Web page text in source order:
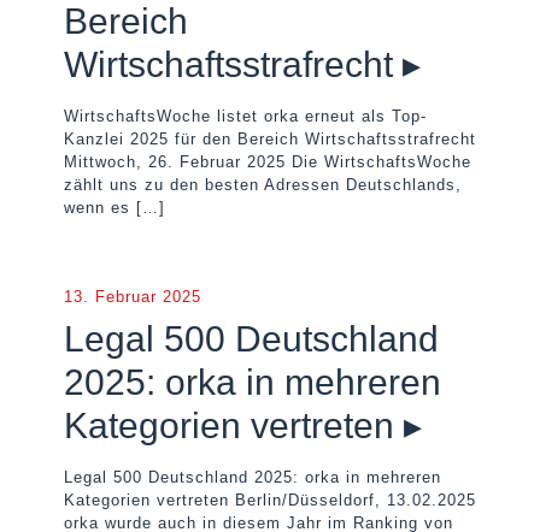
Bereich
Wirtschaftsstrafrecht ▸
WirtschaftsWoche listet orka erneut als Top-
Kanzlei 2025 für den Bereich Wirtschaftsstrafrecht
Mittwoch, 26. Februar 2025 Die WirtschaftsWoche
zählt uns zu den besten Adressen Deutschlands,
wenn es […]
13. Februar 2025
Legal 500 Deutschland
2025: orka in mehreren
Kategorien vertreten ▸
Legal 500 Deutschland 2025: orka in mehreren
Kategorien vertreten Berlin/Düsseldorf, 13.02.2025
orka wurde auch in diesem Jahr im Ranking von